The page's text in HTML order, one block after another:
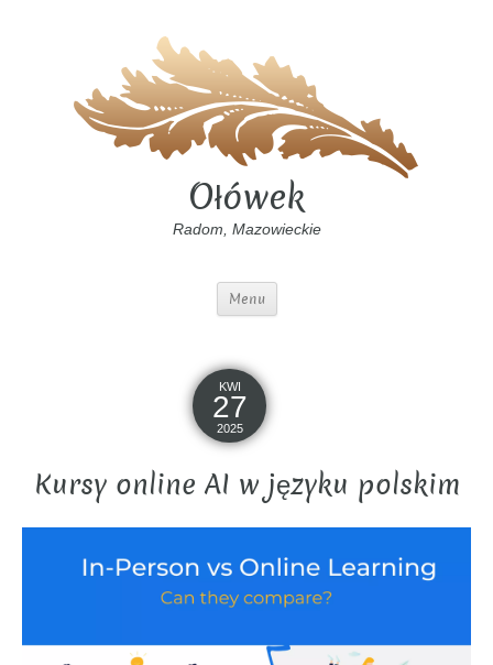
Ołówek
Radom, Mazowieckie
Menu
KWI
27
2025
Kursy online AI w języku polskim